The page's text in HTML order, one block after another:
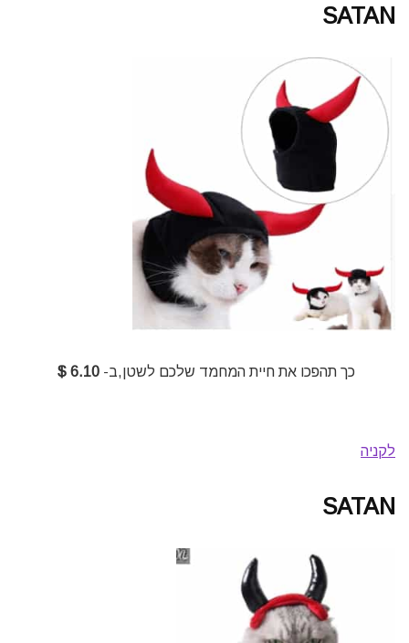
SATAN
כך תהפכו את חיית המחמד שלכם לשטן,ב- 6.10 $
לקניה
SATAN